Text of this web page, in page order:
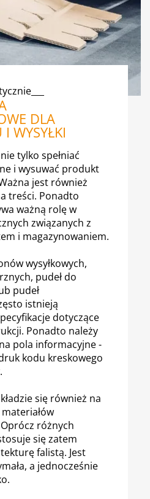
DLA
WYSYŁKI
tylko spełniać
i wysuwać produkt
jest również
treści. Ponadto
ważną rolę w
związanych z
i magazynowaniem.
wysyłkowych,
pudeł do
pudeł
istnieją
dotyczące
Ponadto należy
pola informacyjne -
kodu kreskowego
się również na
różnych
się zatem
falistą. Jest
a jednocześnie